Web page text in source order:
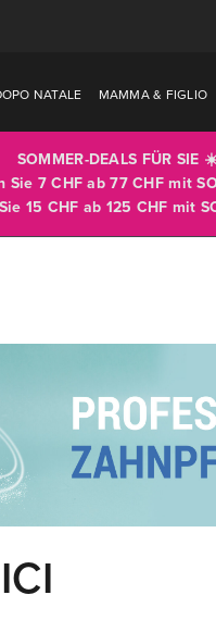
NATALE MAMMA & FIGLIO
SOMMER-DEALS FÜR SIE
Sie 7 CHF ab 77 CHF mit
15 CHF ab 125 CHF mit